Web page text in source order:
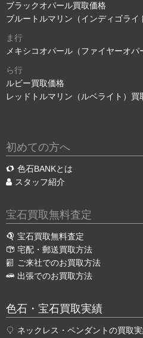
ブラックオパール買取価格
ブルートルマリン（インディゴライ
ま行
メキシコオパール（ファイヤーオパ
ら行
ルビー買取価格
レッドトルマリン（ルベライト）買
初めての方へ
色石BANKとは
スタッフ紹介
宝石買取無料査定
宝石買取無料査定
宅配・郵送買取方法
ご来社でのお買取方法
出張でのお買取方法
色石・宝石買取実績
ネックレス・ペンダントの買取